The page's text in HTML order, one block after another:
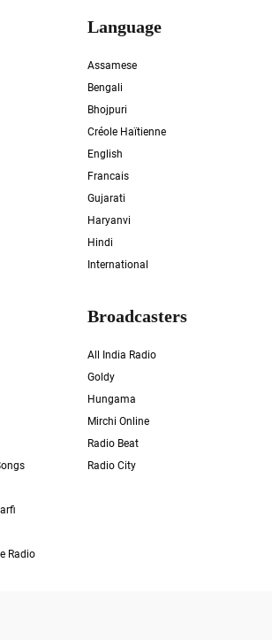
Language
Assamese
Bengali
Bhojpuri
Créole Haïtienne
English
Francais
Gujarati
Haryanvi
Hindi
International
Radio
Broadcasters
All India Radio
Goldy
Hungama
Mirchi Online
Radio Beat
Radio City